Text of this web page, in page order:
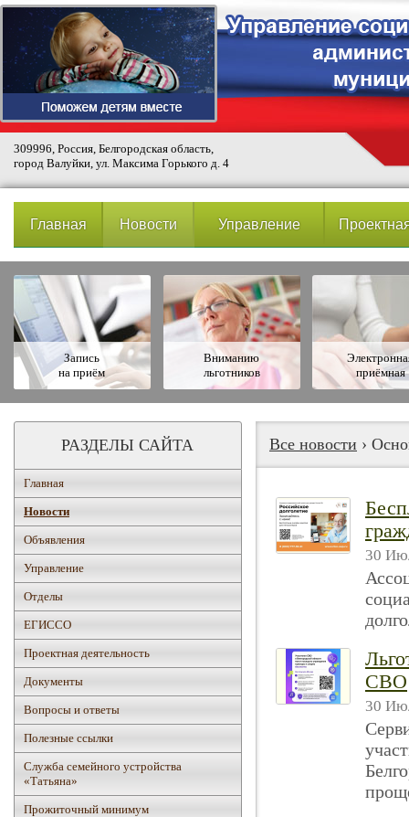
309996, Россия, Белгородская область,
город Валуйки, ул. Максима Горького д. 4
Главная Новости Управление
Запись
на приём
Вниманию
льготников
приёмная
РАЗДЕЛЫ САЙТА
Главная
Новости
Объявления
Управление
Отделы
ЕГИССО
Проектная деятельность
Документы
Вопросы и ответы
Полезные ссылки
Служба семейного устройства
«Татьяна»
Прожиточный минимум
Все новости ›
30
СВО
30